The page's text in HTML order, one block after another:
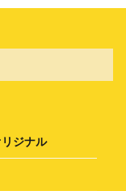
ジナル